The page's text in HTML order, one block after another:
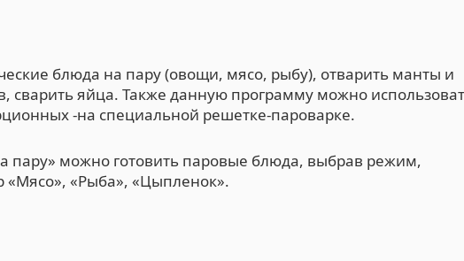
блюда на пару (овощи, мясо, рыбу), отварить манты и
сварить яйца. Также данную программу можно
-на специальной решетке-пароварке.
пару» можно готовить паровые блюда, выбрав режим,
«Мясо», «Рыба», «Цыпленок».